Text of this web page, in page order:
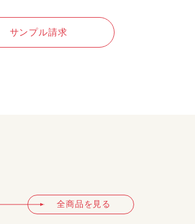
サンプル請求
全商品を見る